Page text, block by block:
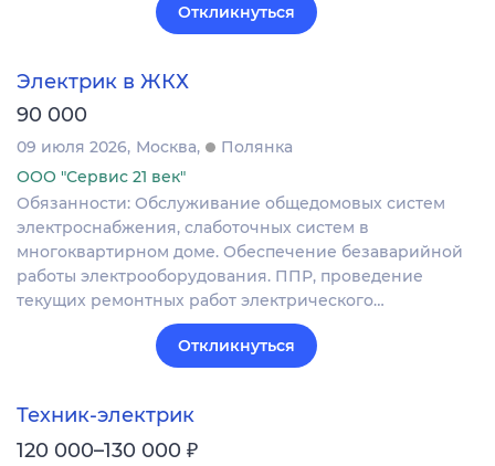
Откликнуться
Электрик в ЖКХ
90 000
09 июля 2026 Москва
Полянка
ООО "Сервис 21 век"
Обязанности: Обслуживание общедомовых систем
электроснабжения, слаботочных систем в
многоквартирном доме. Обеспечение безаварийной
работы электрооборудования. ППР, проведение
текущих ремонтных работ электрического…
Откликнуться
Техник-электрик
120 000–130 000 ₽